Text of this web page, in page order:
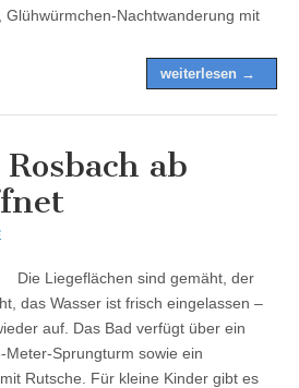
Nachtwanderung mit
weiterlesen →
ab
Die Liegeflächen sind gemäht, der
das Wasser ist frisch eingelassen –
auf. Das Bad verfügt über ein
Meter-Sprungturm sowie ein
Rutsche. Für kleine Kinder gibt es